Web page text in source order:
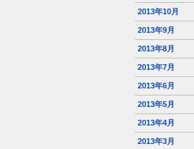
2013年10月
2013年9月
2013年8月
2013年7月
2013年6月
2013年5月
2013年4月
2013年3月